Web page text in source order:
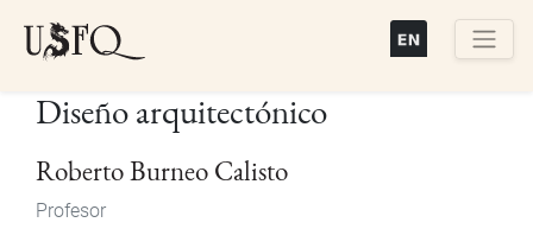
principal
Diseño arquitectónico
Roberto Burneo Calisto
Profesor